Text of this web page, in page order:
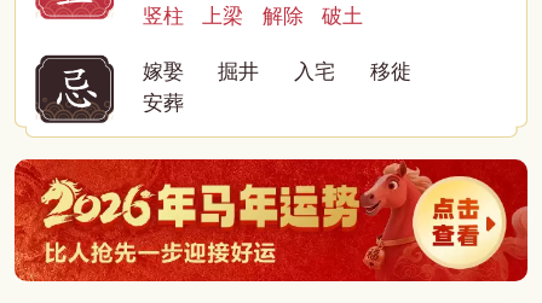
竖柱
上梁 解除 破土
嫁娶 掘井 入宅
移徙
安葬